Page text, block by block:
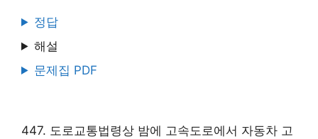
정답
해설
문제집 PDF
447. 도로교통법령상 밤에 고속도로에서 자동차 고